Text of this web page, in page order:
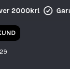
2000kr!